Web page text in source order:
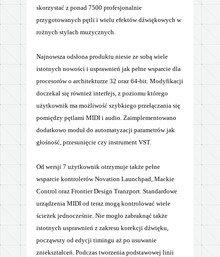
skorzystać z ponad 7500 profesjonalnie
przygotowanych pętli i wielu efektów dźwiękowych w
rożnych stylach muzycznych.
Najnowsza odsłona produktu niesie ze sobą wiele
istotnych nowości i usprawnień jak pełne wsparcie dla
procesorów o architekturze 32 oraz 64-bit. Modyfikacji
doczekał się również interfejs, z poziomu którego
użytkownik ma możliwość szybkiego przełączania się
pomiędzy pętlami MIDI i audio. Zaimplementowano
dodatkowo moduł do automatyzacji parametrów jak
głośność, przesunięcie czy instrument VST.
Od wersji 7 użytkownik otrzymuje także pełne
wsparcie kontrolerów Novation Launchpad, Mackie
Control oraz Frontier Design Tranzport. Standardowe
urządzenia MIDI od teraz mogą kontrolować wiele
ścieżek jednocześnie. Nie mogło zabraknąć także
istotnych usprawnień z zakresu korekcji dźwięku,
począwszy od edycji timingu aż po usuwanie
zniekształceń. Podczas tworzenia podstawowej linii